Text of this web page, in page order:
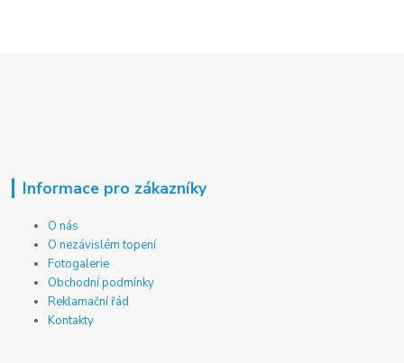
Informace pro zákazníky
O nás
O nezávislém topení
Fotogalerie
Obchodní podmínky
Reklamační řád
Kontakty